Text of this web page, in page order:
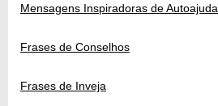
Mensagens Inspiradoras de Autoajuda
Frases de Conselhos
Frases de Inveja